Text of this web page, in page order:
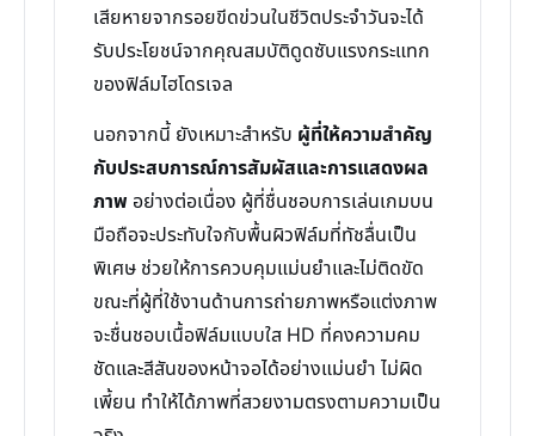
เสียหายจากรอยขีดข่วนในชีวิตประจำวันจะได้
รับประโยชน์จากคุณสมบัติดูดซับแรงกระแทก
ของฟิล์มไฮโดรเจล
นอกจากนี้ ยังเหมาะสำหรับ ผู้ที่ให้ความสำคัญ
กับประสบการณ์การสัมผัสและการแสดงผล
ภาพ อย่างต่อเนื่อง ผู้ที่ชื่นชอบการเล่นเกมบน
มือถือจะประทับใจกับพื้นผิวฟิล์มที่ทัชลื่นเป็น
พิเศษ ช่วยให้การควบคุมแม่นยำและไม่ติดขัด
ขณะที่ผู้ที่ใช้งานด้านการถ่ายภาพหรือแต่งภาพ
จะชื่นชอบเนื้อฟิล์มแบบใส HD ที่คงความคม
ชัดและสีสันของหน้าจอได้อย่างแม่นยำ ไม่ผิด
เพี้ยน ทำให้ได้ภาพที่สวยงามตรงตามความเป็น